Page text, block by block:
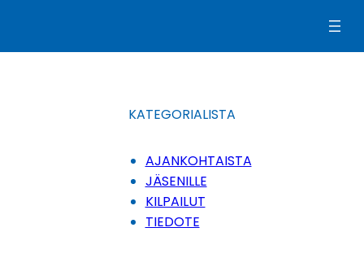
KATEGORIALISTA
AJANKOHTAISTA
JÄSENILLE
KILPAILUT
TIEDOTE